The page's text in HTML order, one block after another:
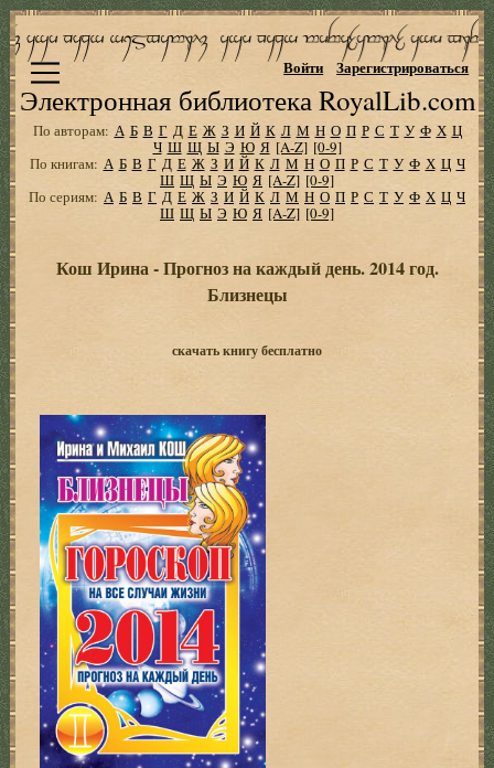
Электронная библиотека RoyalLib.com
Войти Зарегистрироваться
По авторам: А Б В Г Д Е Ж З И Й К Л М Н О П Р С Т У Ф Х Ц
Ч Ш Щ Ы Э Ю Я [A-Z] [0-9]
По книгам: А Б В Г Д Е Ж З И Й К Л М Н О П Р С Т У Ф Х Ц Ч
Ш Щ Ы Э Ю Я [A-Z] [0-9]
По сериям: А Б В Г Д Е Ж З И Й К Л М Н О П Р С Т У Ф Х Ц Ч
Ш Щ Ы Э Ю Я [A-Z] [0-9]
Кош Ирина - Прогноз на каждый день. 2014 год.
Близнецы
скачать книгу бесплатно